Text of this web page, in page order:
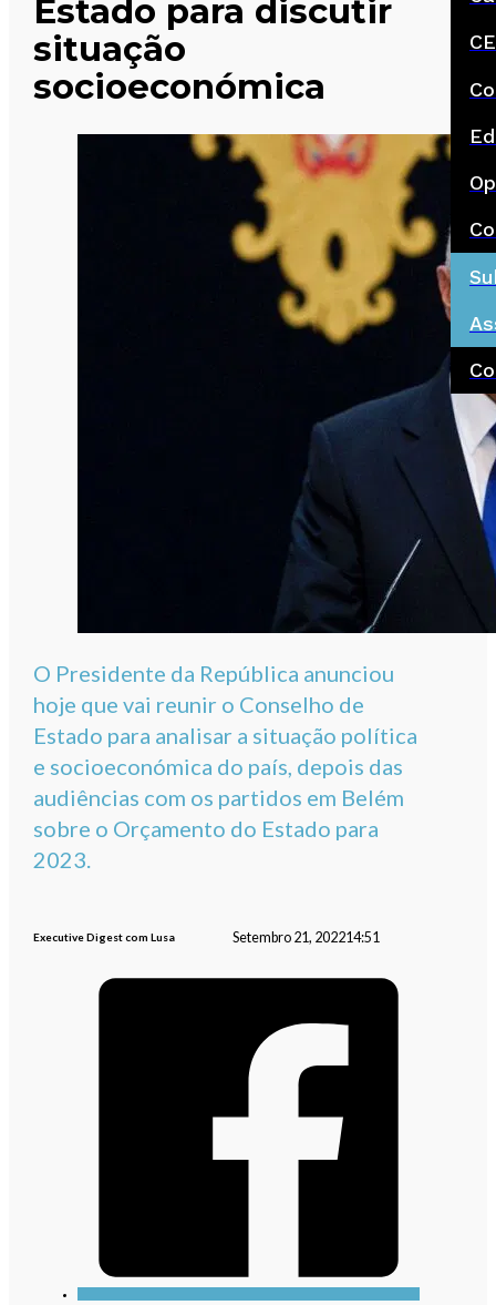
Estado para discutir
situação
socioeconómica
O Presidente da República anunciou
hoje que vai reunir o Conselho de
Estado para analisar a situação política
e socioeconómica do país, depois das
audiências com os partidos em Belém
sobre o Orçamento do Estado para
2023.
Executive Digest com Lusa Setembro 21, 202214:51